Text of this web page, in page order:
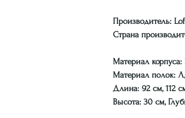
Производитель:
Страна
Материал
Материал полок:
Длина: 92 см, 112
Высота: 30 см,